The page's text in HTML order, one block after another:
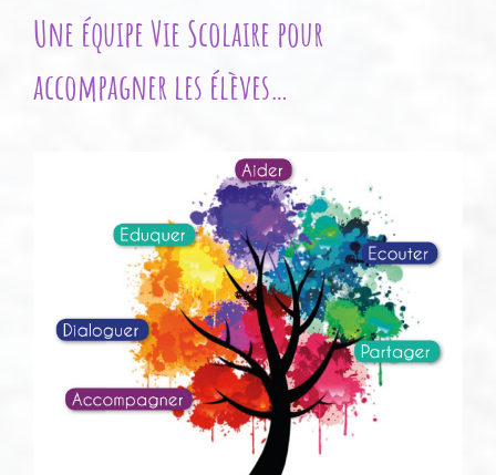
Une équipe Vie Scolaire pour
accompagner les élèves…